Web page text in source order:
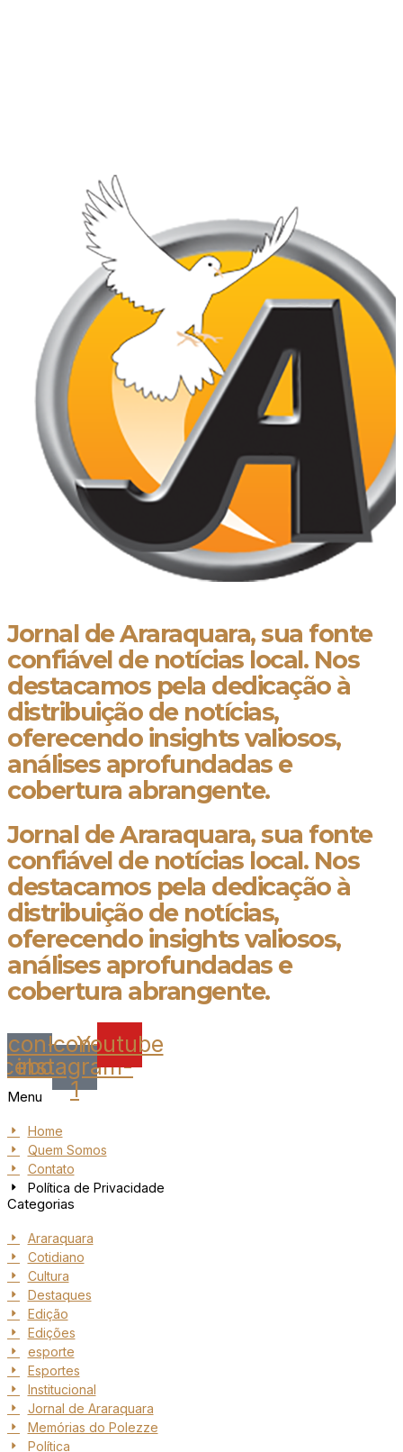
Jornal de Araraquara, sua fonte
confiável de notícias local. Nos
destacamos pela dedicação à
distribuição de notícias,
oferecendo insights valiosos,
análises aprofundadas e
cobertura abrangente.
Jornal de Araraquara, sua fonte
confiável de notícias local. Nos
destacamos pela dedicação à
distribuição de notícias,
oferecendo insights valiosos,
análises aprofundadas e
cobertura abrangente.
Icon-Icon-
instagram-
1
Youtube
Menu
Home
Quem Somos
Contato
Política de Privacidade
Categorias
Araraquara
Cotidiano
Cultura
Destaques
Edição
Edições
esporte
Esportes
Institucional
Jornal de Araraquara
Memórias do Polezze
Política